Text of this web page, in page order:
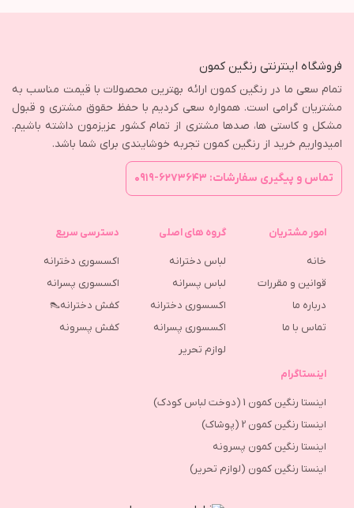
فروشگاه اینترنتی رنگین کمون
تمام سعی ما در رنگین کمون ارائه بهترین محصولات با قیمت مناسب به
مشتریان گرامی است. همواره سعی کردیم با حفظ حقوق مشتری و قبول
مشکل و کاستی ها، صدها مشتری از تمام کشور عزیزمون داشته باشیم.
امیدواریم خرید از رنگین کمون تجربه خوشایندی برای شما باشد.
تماس و پیگیری سفارشات: ۶۲۷۳۶۴۳-۰۹۱۹
امور مشتریان
خانه
قوانین و مقررات
درباره ما
تماس با ما
گروه های اصلی
لباس دخترانه
لباس پسرانه
اکسسوری دخترانه
اکسسوری پسرانه
لوازم تحریر
دسترسی سریع
اکسسوری دخترانه
اکسسوری پسرانه
کفش دخترانه👠
كفش پسرونه
اینستاگرام
اینستا رنگین کمون 1 (دوخت لباس کودک)
اینستا رنگین کمون 2 (پوشاک)
اینستا رنگین کمون پسرونه
اینستا رنگین کمون (لوازم تحریر)